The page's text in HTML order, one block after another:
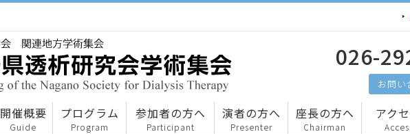
026-
お問い
開催概要
Guide
プログラム
Program
参加者の方へ
Participant
演者の方へ
Presenter
座長の方へ
Chairman
アク